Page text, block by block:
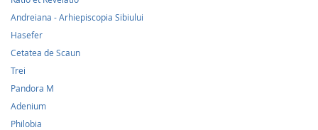
Andreiana - Arhiepiscopia Sibiului
Hasefer
Cetatea de Scaun
Trei
Pandora M
Adenium
Philobia